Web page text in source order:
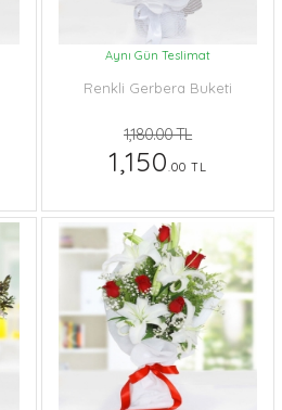
Aynı Gün Teslimat
Renkli Gerbera Buketi
1,180.00 TL
1,150.00 TL